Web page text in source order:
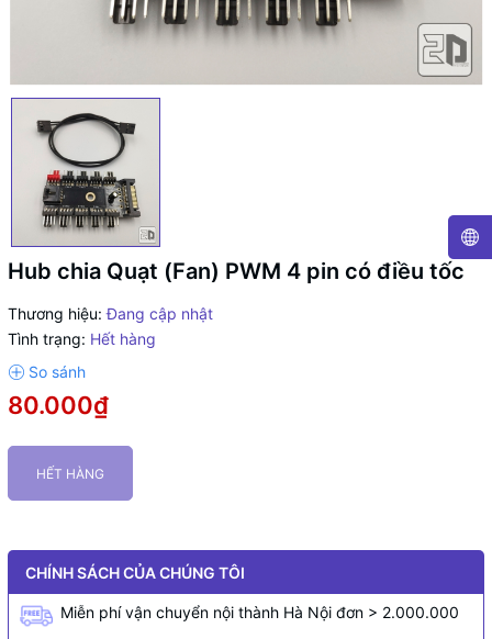
Hub chia Quạt (Fan) PWM 4 pin có điều tốc
Thương hiệu: Đang cập nhật
Tình trạng: Hết hàng
80.000₫
HẾT HÀNG
CHÍNH SÁCH CỦA CHÚNG TÔI
Miễn phí vận chuyển nội thành Hà Nội đơn > 2.000.000